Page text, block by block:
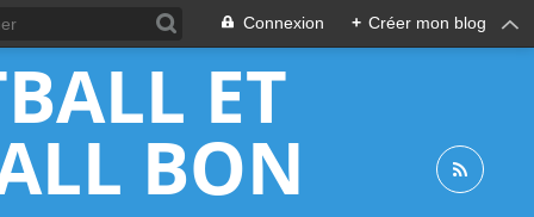
Connexion + Créer mon blog
ET
BON